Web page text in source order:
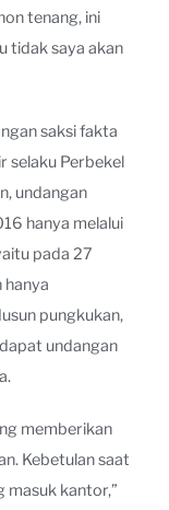
tenang, ini
tidak saya akan
saksi fakta
selaku Perbekel
undangan
hanya melalui
pada 27
hanya
pungkukan,
undangan
memberikan
Kebetulan saat
masuk kantor,”